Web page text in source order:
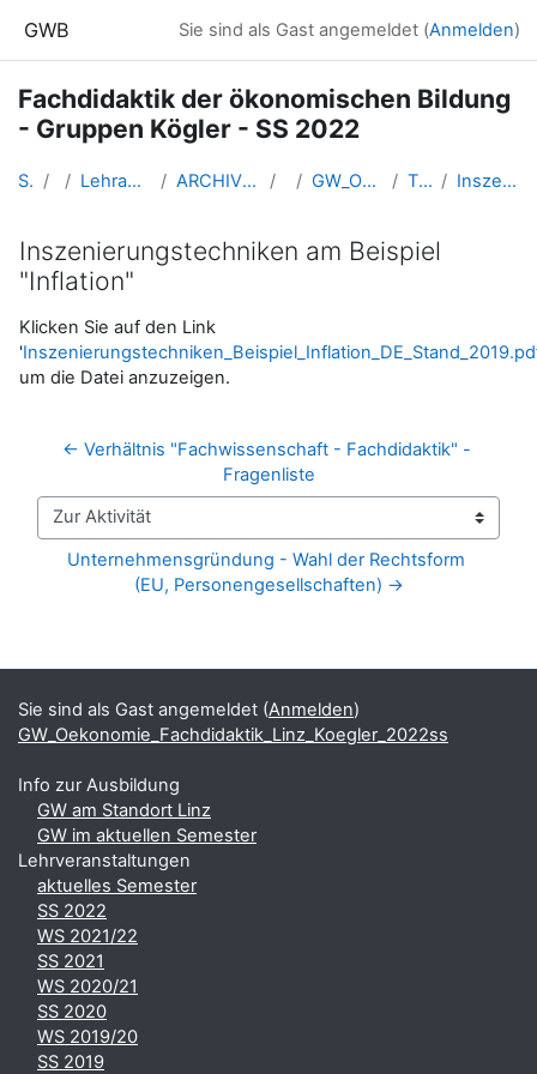
GWB Sie sind als Gast angemeldet (Anmelden)
Fachdidaktik der ökonomischen Bildung
- Gruppen Kögler - SS 2022
Startseite Kurse Lehramtsausbildung GW im Cluster Österreich Mitte ARCHIV - Lehrveranstaltungen am Standort Linz - seit 2016 SS_2022 GW_Oekonomie_Fachdidaktik_Linz_Koegler_2022ss T2 - 21./28. März 2022 Inszenierungstechniken am Beispiel "Inflation"
Inszenierungstechniken am Beispiel
"Inflation"
Abschlussbedingungen
Klicken Sie auf den Link
'
um die Datei anzuzeigen.
← Verhältnis "Fachwissenschaft - Fachdidaktik" -
Fragenliste
Zur Aktivität
Unternehmensgründung - Wahl der Rechtsform
(EU, Personengesellschaften) →
Ergänzungsblöcke
Sie sind als Gast angemeldet (Anmelden)
GW_Oekonomie_Fachdidaktik_Linz_Koegler_2022ss
Info zur Ausbildung
GW am Standort Linz
GW im aktuellen Semester
Lehrveranstaltungen
aktuelles Semester
SS 2022
WS 2021/22
SS 2021
WS 2020/21
SS 2020
WS 2019/20
SS 2019